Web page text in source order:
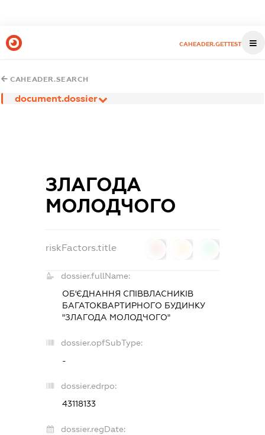
CAHEADER.GETTEST
CAHEADER.SEARCH
document.dossier
ЗЛАГОДА
МОЛОДЧОГО
riskFactors.title
dossier.fullName:
ОБ'ЄДНАННЯ СПІВВЛАСНИКІВ
БАГАТОКВАРТИРНОГО БУДИНКУ
"ЗЛАГОДА МОЛОДЧОГО"
dossier.opfSubType:
-
dossier.edrpo:
43118133
dossier.regDate: